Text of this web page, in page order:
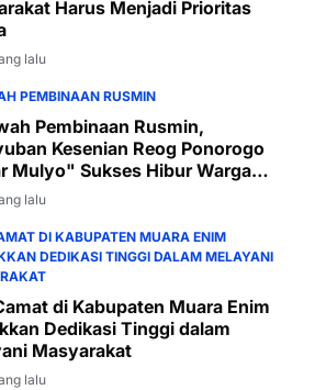
Harus Menjadi Prioritas
lalu
PEMBINAAN RUSMIN
Pembinaan Rusmin,
Kesenian Reog Ponorogo
Mulyo" Sukses Hibur Warga
lalu
DI KABUPATEN MUARA ENIM
DEDIKASI TINGGI DALAM MELAYANI
di Kabupaten Muara Enim
Dedikasi Tinggi dalam
Masyarakat
lalu